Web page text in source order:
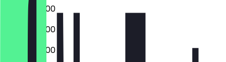
05:00 - 20:00
05:00 - 20:00
05:00 - 20:00